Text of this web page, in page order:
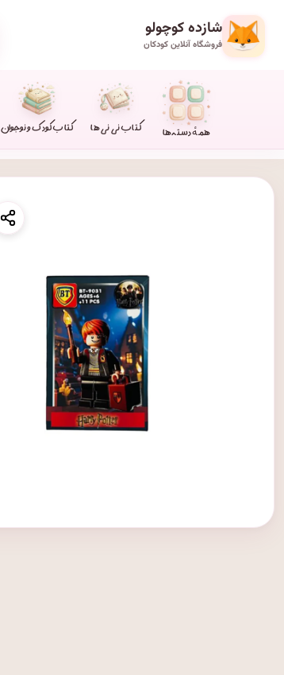
شازده کوچولو
فروشگاه آنلاین کودکان
همهٔ دسته‌ها کتاب نی نی ها کتاب کودک و نوجوان